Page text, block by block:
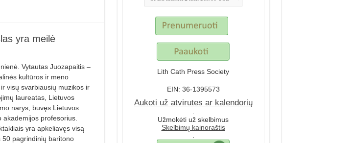
yra meilė
Vytautas Juozapaitis –
kultūros ir meno
visų svarbiausių muzikos ir
laureatas, Lietuvos
narys, bu­vęs Lietuvos
aka­de­mijos profesorius.
yra apkeliavęs visą
50 pagrindinių baritono
Lith Cath Press Society
EIN: 36-1395573
Aukoti už atvirutes ar kalendorių
.
Užmokėti už skelbimus
Skelbimų kainoraštis
.